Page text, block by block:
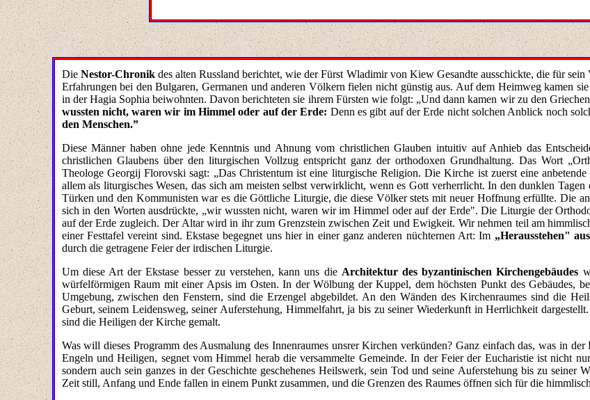
Die Nestor-Chronik des alten Russland berichtet, wie der Fürst Wladimir von Kiew Gesandte ausschickte, die für
Erfahrungen bei den Bulgaren, Germanen und anderen Völkern fielen nicht günstig aus. Auf dem Heimweg kamen
in der Hagia Sophia beiwohnten. Davon berichteten sie ihrem Fürsten wie folgt: „Und dann kamen wir zu den
wussten nicht, waren wir im Himmel oder auf der Erde: Denn es gibt auf der Erde nicht solchen Anblick noch
den Menschen.”
Diese Männer haben ohne jede Kenntnis und Ahnung vom christlichen Glauben intuitiv auf Anhieb das
christlichen Glaubens über den liturgischen Vollzug entspricht ganz der orthodoxen Grundhaltung. Das Wort
Theologe Georgij Florovski sagt: „Das Christentum ist eine liturgische Religion. Die Kirche ist zuerst eine
allem als liturgisches Wesen, das sich am meisten selbst verwirklicht, wenn es Gott verherrlicht. In den dunklen
Türken und den Kommunisten war es die Göttliche Liturgie, die diese Völker stets mit neuer Hoffnung erfüllte. Die
sich in den Worten ausdrückte, „wir wussten nicht, waren wir im Himmel oder auf der Erde". Die Liturgie der
auf der Erde zugleich. Der Altar wird in ihr zum Grenzstein zwischen Zeit und Ewigkeit. Wir nehmen teil am
einer Festtafel vereint sind. Ekstase begegnet uns hier in einer ganz anderen nüchternen Art: Im „Herausstehen"
durch die getragene Feier der irdischen Liturgie.
Um diese Art der Ekstase besser zu verstehen, kann uns die Architektur des byzantinischen Kirchengebäudes
würfelförmigen Raum mit einer Apsis im Osten. In der Wölbung der Kuppel, dem höchsten Punkt des Gebäudes,
Umgebung, zwischen den Fenstern, sind die Erzengel abgebildet. An den Wänden des Kirchenraumes sind die
Geburt, seinem Leidensweg, seiner Auferstehung, Himmelfahrt, ja bis zu seiner Wiederkunft in Herrlichkeit
sind die Heiligen der Kirche gemalt.
Was will dieses Programm des Ausmalung des Innenraumes unsrer Kirchen verkünden? Ganz einfach das, was in
Engeln und Heiligen, segnet vom Himmel herab die versammelte Gemeinde. In der Feier der Eucharistie ist nicht
sondern auch sein ganzes in der Geschichte geschehenes Heilswerk, sein Tod und seine Auferstehung bis zu seiner
Zeit still, Anfang und Ende fallen in einem Punkt zusammen, und die Grenzen des Raumes öffnen sich für die